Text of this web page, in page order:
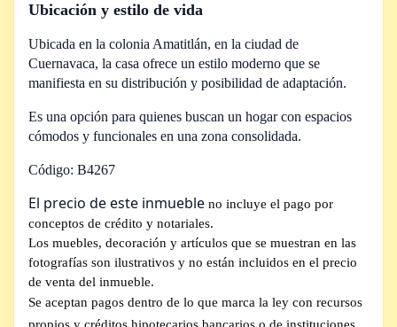
Ubicación y estilo de vida
Ubicada en la colonia Amatitlán, en la ciudad de
Cuernavaca, la casa ofrece un estilo moderno que se
manifiesta en su distribución y posibilidad de adaptación.
Es una opción para quienes buscan un hogar con espacios
cómodos y funcionales en una zona consolidada.
Código: B4267
El precio de este inmueble no incluye el pago por
conceptos de crédito y notariales.
Los muebles, decoración y artículos que se muestran en las
fotografías son ilustrativos y no están incluidos en el precio
de venta del inmueble.
Se aceptan pagos dentro de lo que marca la ley con recursos
propios y créditos hipotecarios bancarios o de instituciones